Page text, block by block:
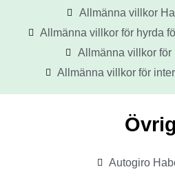
Allmänna villkor
Allmänna villkor för hyrda
Allmänna villkor för
Allmänna villkor för
Autogiro